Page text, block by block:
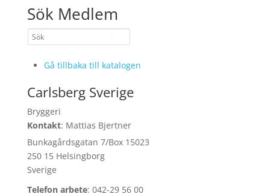
Sök Medlem
Gå tillbaka till katalogen
Carlsberg Sverige
Bryggeri
Kontakt: Mattias Bjertner
Bunkagårdsgatan 7/Box 15023
250 15 Helsingborg
Sverige
Telefon arbete: 042-29 56 00